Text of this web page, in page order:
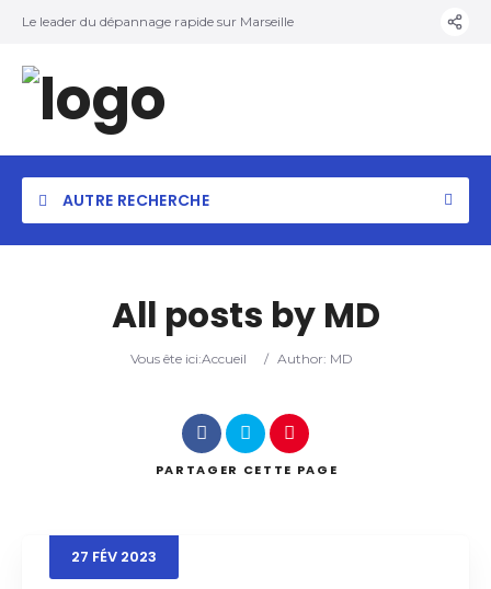
Le leader du dépannage rapide sur Marseille
AUTRE RECHERCHE
Categorie
All posts by MD
Vous ête ici:Accueil / Author: MD
PARTAGER CETTE PAGE
27 FÉV 2023